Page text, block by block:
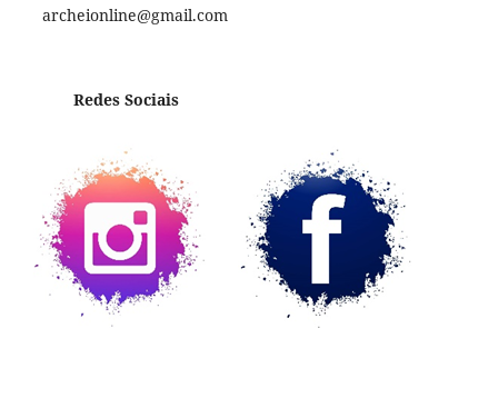
archeionline@gmail.com
Redes Sociais